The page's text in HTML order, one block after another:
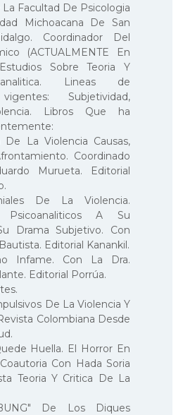
Facultad De Psicologia
Michoacana De San
Coordinador Del
(ACTUALMENTE En
Sobre Teoria Y
Lineas de
Subjetividad,
Libros Que ha
De La Violencia Causas,
Coordinado
Murueta. Editorial
De La Violencia.
Psicoanaliticos A Su
Drama Subjetivo. Con
Editorial Kanankil.
Infame. Con La Dra.
Editorial Porrúa.
De La Violencia Y
Colombiana Desde
Huella. El Horror En
Con Hada Soria
Teoria Y Critica De La
De Los Diques